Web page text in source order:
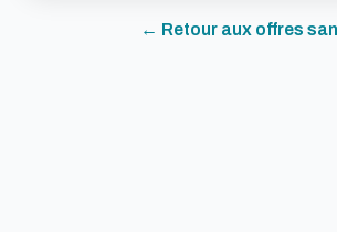
← Retour aux offres